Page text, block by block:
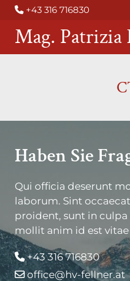
 +43 316 716830
Mag. Patrizia
Haben Sie
Qui officia deserunt
laborum. Sint
proident, sunt in
mollit anim id est
 +43 316 716830
 office@hv-fellner.at